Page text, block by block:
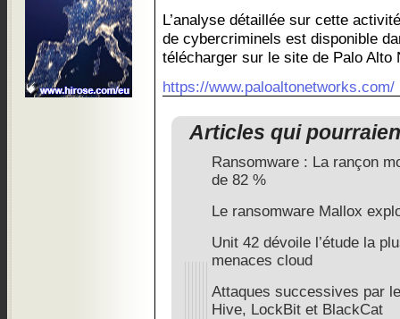
L’analyse détaillée sur cette
de cybercriminels est disponible
télécharger sur le site de Palo Alto
https://www.paloaltonetworks.com/
Articles qui
Ransomware : La rançon
de 82 %
Le ransomware Mallox
Unit 42 dévoile l’étude la
menaces cloud
Attaques successives par
Hive, LockBit et BlackCat